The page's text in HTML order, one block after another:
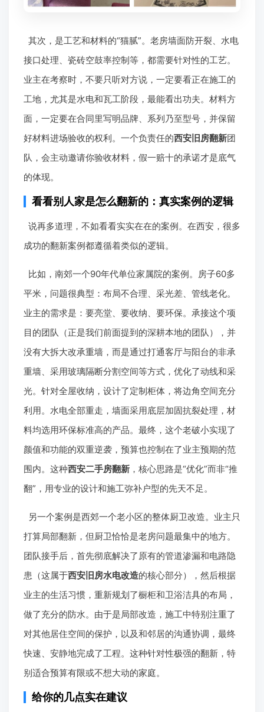
其次，是工艺和材料的“猫腻”。老房墙面防开裂、水电
接口处理、瓷砖空鼓率控制等，都需要针对性的工艺。
业主在考察时，不要只听对方说，一定要看正在施工的
工地，尤其是水电和瓦工阶段，最能看出功夫。材料方
面，一定要在合同里写明品牌、系列乃至型号，并保留
好材料进场验收的权利。一个负责任的西安旧房翻新团
队，会主动邀请你验收材料，假一赔十的承诺才是底气
的体现。
看看别人家是怎么翻新的：真实案例的逻辑
说再多道理，不如看看实实在在的案例。在西安，很多
成功的翻新案例都遵循着类似的逻辑。
比如，南郊一个90年代单位家属院的案例。房子60多
平米，问题很典型：布局不合理、采光差、管线老化。
业主的需求是：要亮堂、要收纳、要环保。承接这个项
目的团队（正是我们前面提到的深耕本地的团队），并
没有大拆大改承重墙，而是通过打通客厅与阳台的非承
重墙、采用玻璃隔断分割空间等方式，优化了动线和采
光。针对全屋收纳，设计了定制柜体，将边角空间充分
利用。水电全部重走，墙面采用底层加固抗裂处理，材
料均选用环保标准高的产品。最终，这个老破小实现了
颜值和功能的双重逆袭，预算也控制在了业主预期的范
围内。这种西安二手房翻新 ，核心思路是“优化”而非“推
翻”，用专业的设计和施工弥补户型的先天不足。
另一个案例是西郊一个老小区的整体厨卫改造。业主只
打算局部翻新，但厨卫恰恰是老房问题最集中的地方。
团队接手后，首先彻底解决了原有的管道渗漏和电路隐
患（这属于西安旧房水电改造的核心部分），然后根据
业主的生活习惯，重新规划了橱柜和卫浴洁具的布局，
做了充分的防水。由于是局部改造，施工中特别注重了
对其他居住空间的保护，以及和邻居的沟通协调，最终
快速、安静地完成了工程。这种针对性极强的翻新，特
别适合预算有限或不想大动的家庭。
给你的几点实在建议